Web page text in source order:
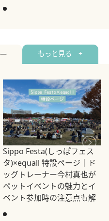
もっと見る +
Sippo Festa(しっぽフェス
タ)×equall 特設ページ｜ド
ッグトレーナー今村真也が
ペットイベントの魅力とイ
ベント参加時の注意点も解
2026年5月12日